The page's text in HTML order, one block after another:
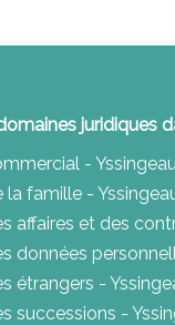
juridiques
-
la famille -
affaires et des
données
étrangers -
successions -